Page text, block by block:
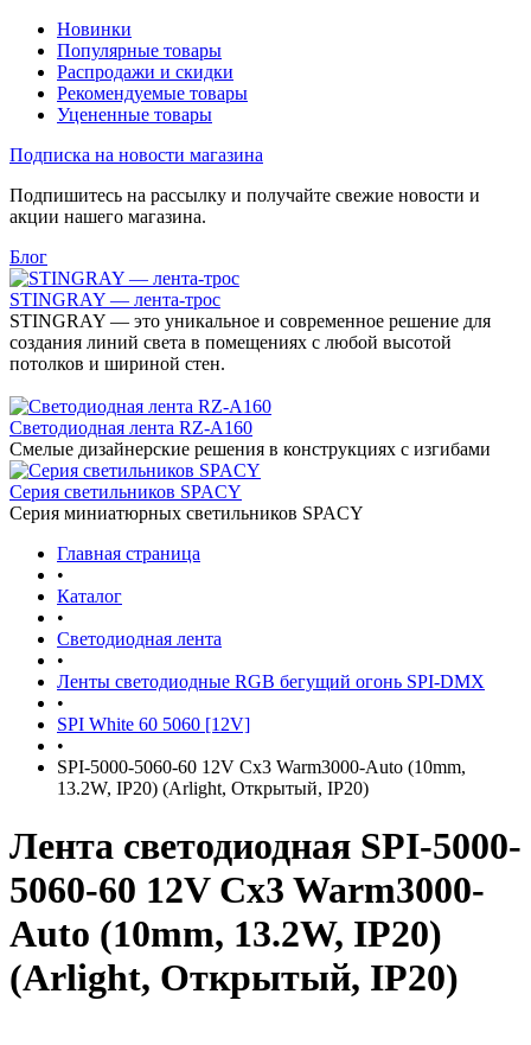
Новинки
Популярные товары
Распродажи и скидки
Рекомендуемые товары
Уцененные товары
Подписка на новости магазина
Подпишитесь на рассылку и получайте свежие новости и
акции нашего магазина.
Блог
STINGRAY — лента-трос
STINGRAY — это уникальное и современное решение для
создания линий света в помещениях с любой высотой
потолков и шириной стен.
Светодиодная лента RZ-A160
Смелые дизайнерские решения в конструкциях с изгибами
Серия светильников SPACY
Серия миниатюрных светильников SPACY
Главная страница
•
Каталог
•
Светодиодная лента
•
Ленты светодиодные RGB бегущий огонь SPI-DMX
•
SPI White 60 5060 [12V]
•
SPI-5000-5060-60 12V Cx3 Warm3000-Auto (10mm,
13.2W, IP20) (Arlight, Открытый, IP20)
Лента светодиодная SPI-5000-
5060-60 12V Cx3 Warm3000-
Auto (10mm, 13.2W, IP20)
(Arlight, Открытый, IP20)